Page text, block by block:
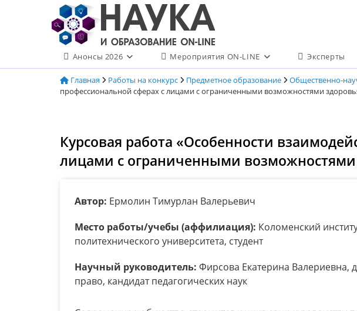
содержимому
Анонсы 2026 Мероприятия ON-LINE Эксперты
Главная Работы на конкурс Предметное образование Общественно-
профессиональной сферах с лицами с ограниченными возможностями
Курсовая работа «Особенности
лицами с ограниченными возможностями
Автор: Ермолин Тимурлан Валерьевич
Место работы/учебы (аффилиация): Коломенский
политехнического университета, студент
Научный руководитель: Фирсова Екатерина Валериевна,
право, кандидат педагогических наук